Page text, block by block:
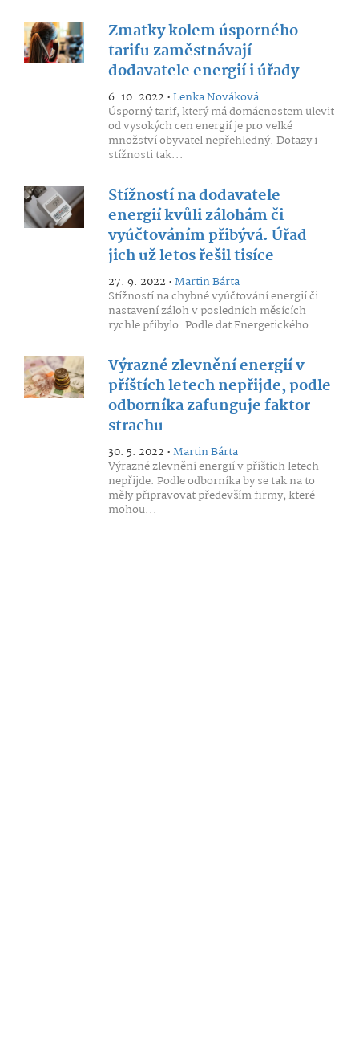
Zmatky kolem úsporného
tarifu zaměstnávají
dodavatele energií i úřady
6. 10. 2022 •Lenka Nováková
Úsporný tarif, který má domácnostem ulevit
od vysokých cen energií je pro velké
množství obyvatel nepřehledný. Dotazy i
stížnosti tak...
Stížností na dodavatele
energií kvůli zálohám či
vyúčtováním přibývá. Úřad
jich už letos řešil tisíce
27. 9. 2022 •Martin Bárta
Stížností na chybné vyúčtování energií či
nastavení záloh v posledních měsících
rychle přibylo. Podle dat Energetického...
Výrazné zlevnění energií v
příštích letech nepřijde, podle
odborníka zafunguje faktor
strachu
30. 5. 2022 •Martin Bárta
Výrazné zlevnění energií v příštích letech
nepřijde. Podle odborníka by se tak na to
měly připravovat především firmy, které
mohou...